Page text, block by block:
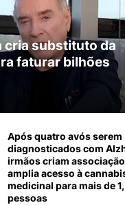
cria substituto da
faturar bilhões
Após quatro avós serem
diagnosticados com
irmãos criam
amplia acesso à
medicinal para mais de
pessoas